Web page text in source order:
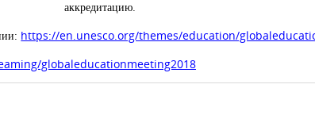
аккредитацию.
https://en.unesco.org/themes/education/
globaleducationmeeting2018